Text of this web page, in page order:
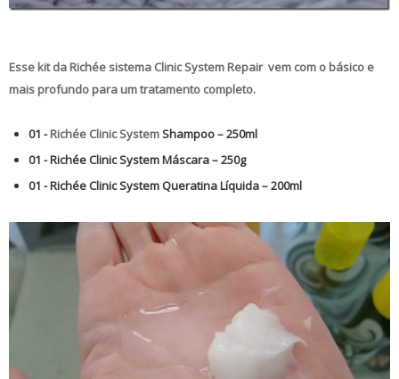
Esse kit da Richée sistema Clinic System Repairvem com o básico e
mais profundo para um tratamento completo.
01 -Richée Clinic SystemShampoo – 250ml
01 - Richée Clinic System Máscara – 250g
01 - Richée Clinic System Queratina Líquida – 200ml